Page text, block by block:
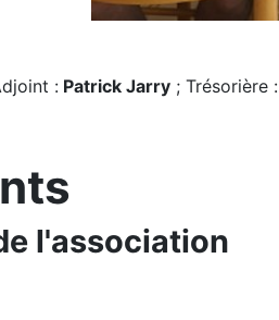
:Patrick Jarry; Trésorière :
l'association